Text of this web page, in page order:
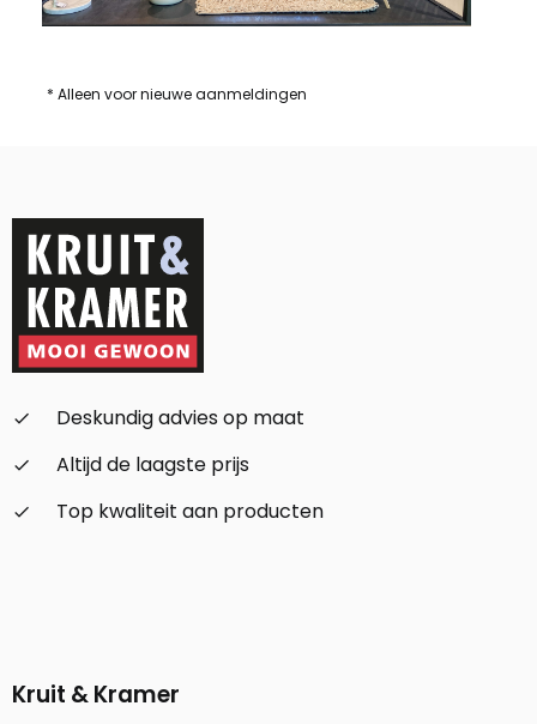
* Alleen voor nieuwe aanmeldingen
check_small
Deskundig advies op maat
check_small
Altijd de laagste prijs
check_small
Top kwaliteit aan producten
Kruit & Kramer